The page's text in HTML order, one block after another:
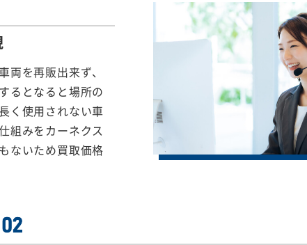
を再販出来ず、
るとなると場所の
く使用されない車
組みをカーネクス
ないため買取価格